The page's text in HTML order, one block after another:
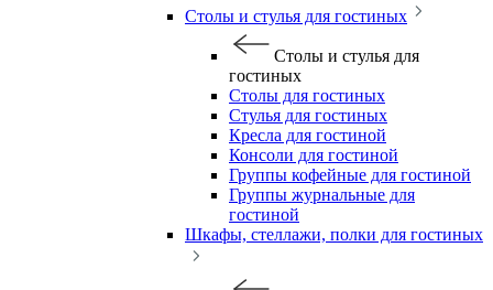
Столы и стулья для гостиных
Столы и стулья для
гостиных
Столы для гостиных
Стулья для гостиных
Кресла для гостиной
Консоли для гостиной
Группы кофейные для гостиной
Группы журнальные для
гостиной
Шкафы, стеллажи, полки для гостиных